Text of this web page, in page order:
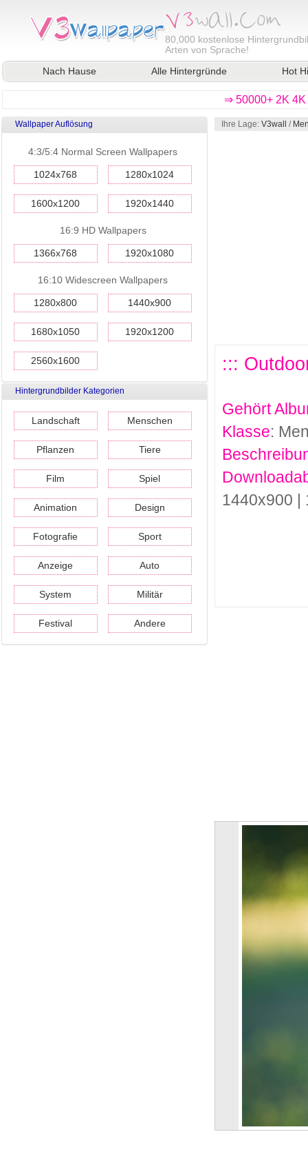
80,000 kostenlose
Arten von Sprache!
Nach Hause
Alle Hintergründe Hot
⇒ 50000+ 2K
Wallpaper Auflösung
4:3/5:4 Normal Screen Wallpapers
1024x768 1280x1024
1600x1200 1920x1440
16:9 HD Wallpapers
1366x768 1920x1080
16:10 Widescreen Wallpapers
1280x800 1440x900
1680x1050 1920x1200
2560x1600
Hintergrundbilder Kategorien
Landschaft Menschen
Pflanzen Tiere
Film Spiel
Animation Design
Fotografie Sport
Anzeige Auto
System Militär
Festival Andere
Ihre Lage: V3wall /
:::
Gehört
Klasse:
1440x900 |